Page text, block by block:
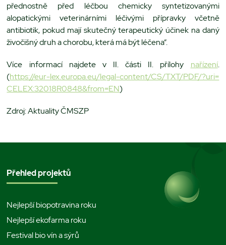
přednostně před léčbou chemicky syntetizovanými
alopatickými veterinárními léčivými přípravky včetně
antibiotik, pokud mají skutečný terapeutický účinek na daný
živočišný druh a chorobu, která má být léčena“.
Více informací najdete v II. části II. přílohy nařízení.
(https://eur-lex.europa.eu/legal-content/CS/TXT/PDF/?uri=
CELEX:32018R0848&from=EN)
Zdroj: Aktuality ČMSZP
Přehled projektů
Nejlepší biopotravina roku
Nejlepší ekofarma roku
Festival bio vín a sýrů